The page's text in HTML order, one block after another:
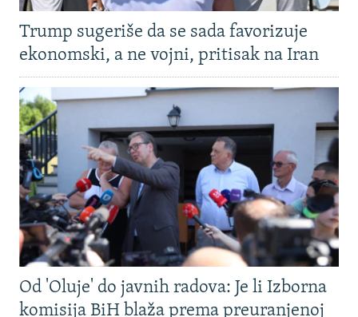
Trump sugeriše da se sada favorizuje
ekonomski, a ne vojni, pritisak na Iran
Od 'Oluje' do javnih radova: Je li Izborna
komisija BiH blaža prema preuranjenoj